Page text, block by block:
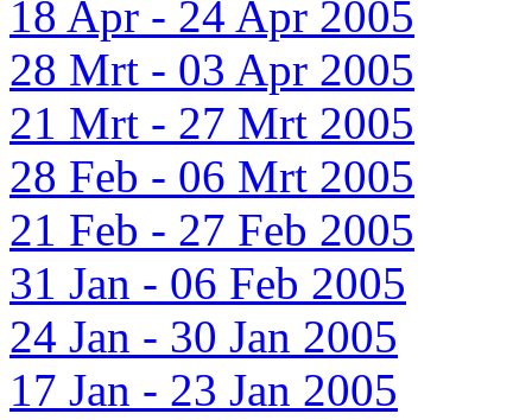
18 Apr - 24 Apr 2005
28 Mrt - 03 Apr 2005
21 Mrt - 27 Mrt 2005
28 Feb - 06 Mrt 2005
21 Feb - 27 Feb 2005
31 Jan - 06 Feb 2005
24 Jan - 30 Jan 2005
17 Jan - 23 Jan 2005